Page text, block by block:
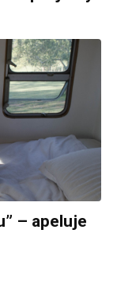
– apeluje